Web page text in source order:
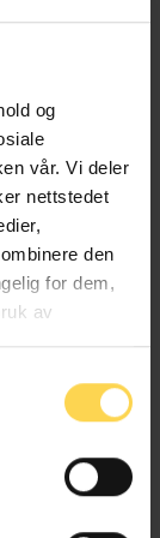
og
vår. Vi deler
nettstedet
den
for dem,
av